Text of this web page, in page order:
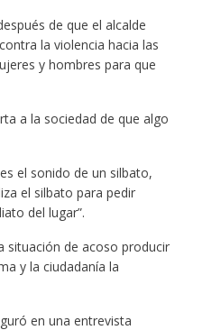
de que el alcalde
la violencia hacia las
y hombres para que
a la sociedad de que algo
el sonido de un silbato,
el silbato para pedir
del lugar”.
situación de acoso producir
y la ciudadanía la
en una entrevista